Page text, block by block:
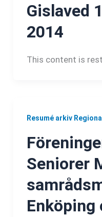
Gislaved
2014
This content is
Resumé arkiv
Seniorer
Enköping